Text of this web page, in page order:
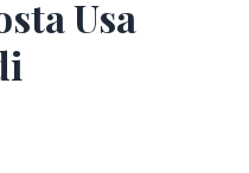
Usa